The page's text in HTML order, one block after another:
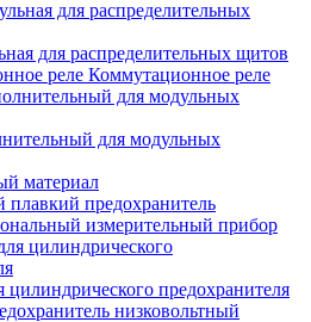
для распределительных щитов
Коммутационное реле
для модульных
материал
предохранитель
измерительный прибор
цилиндрического предохранителя